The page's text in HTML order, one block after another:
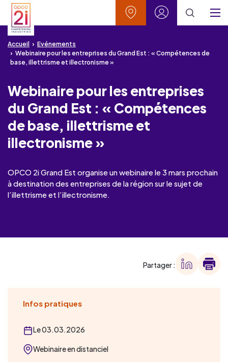
Aller au contenu
Aller à la recherche
Aller au menu
Aller au pied de page
Accueil
Evénements
Webinaire pour les entreprises du Grand Est : « Compétences de
base, illettrisme et illectronisme »
Webinaire pour les entreprises
du Grand Est : « Compétences
de base, illettrisme et
illectronisme »
OPCO 2i Grand Est organise un webinaire le 3 mars prochain
à destination des entreprises de la région sur le sujet de
l’illettrisme et l’illectronisme.
Partager :
Infos pratiques
Le 03.03.2026
Webinaire en distanciel